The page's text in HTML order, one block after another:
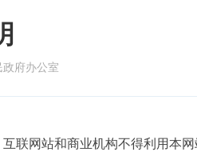
政府办公室
联网站和商业机构不得利用本